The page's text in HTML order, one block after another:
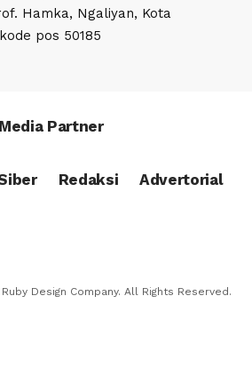
Hamka, Ngaliyan, Kota
pos 50185
Media Partner
Redaksi Advertorial
Design Company. All Rights Reserved.